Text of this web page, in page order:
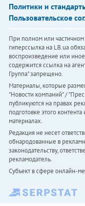
Политики и
Пользовательское
При полном или
гиперссылка на LB.ua
воспроизведение или
содержится ссылка на
Группа" запрещено.
Материалы, которые
"Новости компаний" /
публикуются на правах
подготовке этого
материалах.
Редакция не несет
обнародованные в
законодательству,
рекламодатель.
Субъект в сфере онлайн-